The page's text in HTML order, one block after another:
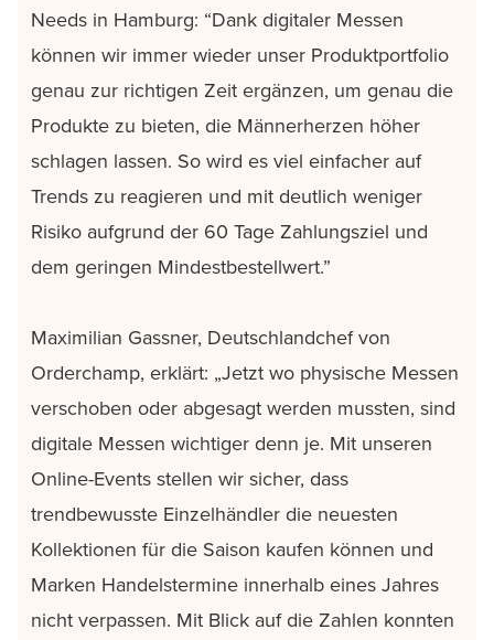
Needs in Hamburg: “Dank digitaler Messen
können wir immer wieder unser Produktportfolio
genau zur richtigen Zeit ergänzen, um genau die
Produkte zu bieten, die Männerherzen höher
schlagen lassen. So wird es viel einfacher auf
Trends zu reagieren und mit deutlich weniger
Risiko aufgrund der 60 Tage Zahlungsziel und
dem geringen Mindestbestellwert.”
Maximilian Gassner, Deutschlandchef von
Orderchamp, erklärt: „Jetzt wo physische Messen
verschoben oder abgesagt werden mussten, sind
digitale Messen wichtiger denn je. Mit unseren
Online-Events stellen wir sicher, dass
trendbewusste Einzelhändler die neuesten
Kollektionen für die Saison kaufen können und
Marken Handelstermine innerhalb eines Jahres
nicht verpassen. Mit Blick auf die Zahlen konnten